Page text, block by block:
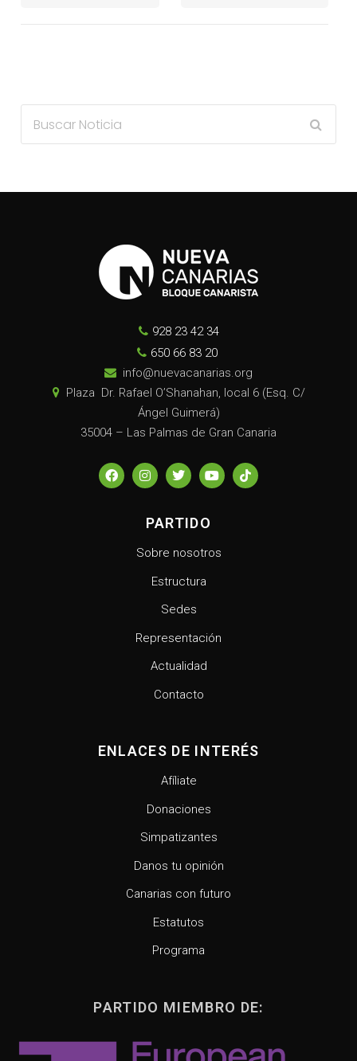
928 23 42 34
650 66 83 20
info@nuevacanarias.org
Plaza Dr. Rafael O’Shanahan, local 6 (Esq. C/
Ángel Guimerá)
35004 – Las Palmas de Gran Canaria
PARTIDO
Sobre nosotros
Estructura
Sedes
Representación
Actualidad
Contacto
ENLACES DE INTERÉS
Afíliate
Donaciones
Simpatizantes
Danos tu opinión
Canarias con futuro
Estatutos
Programa
PARTIDO MIEMBRO DE: